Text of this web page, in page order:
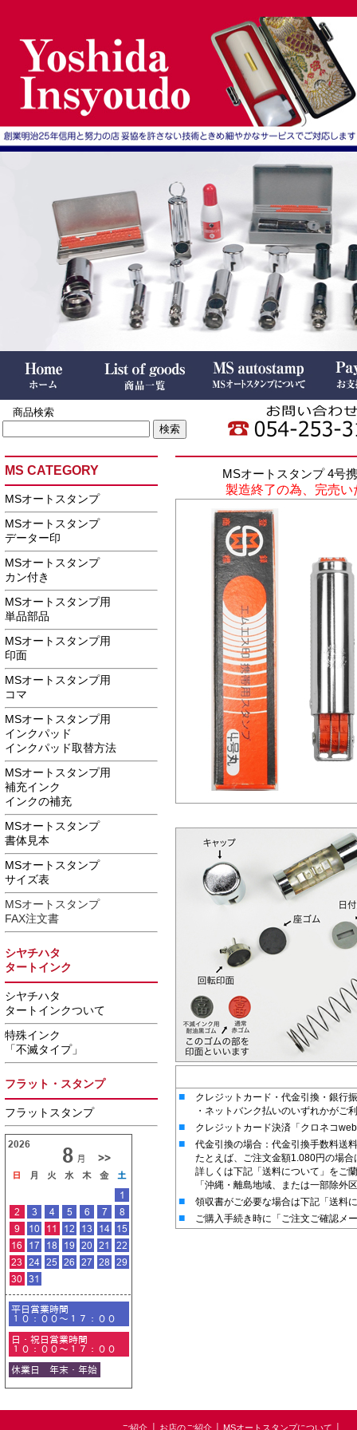
商品検索
MS CATEGORY
MSオートスタンプ
MSオートスタンプ
データー印
MSオートスタンプ
カン付き
MSオートスタンプ用
単品部品
MSオートスタンプ用
印面
MSオートスタンプ用
コマ
MSオートスタンプ用
インクパッド
インクパッド取替方法
MSオートスタンプ用
補充インク
インクの補充
MSオートスタンプ
書体見本
MSオートスタンプ
サイズ表
MSオートスタンプ
FAX注文書
シヤチハタ
タートインク
シヤチハタ
タートインクついて
特殊インク
「不滅タイプ」
フラット・スタンプ
フラットスタンプ
MSオートスタンプ 4号
製造終了の為、完売い
■
クレジットカード・代金引換・銀行
・ネットバンク払いのいずれかがご
■ クレジットカード決済「クロネコ
■
代金引換の場合：代金引換手数料送
たとえば、ご注文金額1.080円の場
詳しくは下記「送料について」をご
「沖縄・離島地域、または一部除外
■ 領収書がご必要な場合は下記「送料
■ ご購入手続き時に「ご注文ご確認メ
ご紹介 お店のご紹介 MSオートスタンプについて